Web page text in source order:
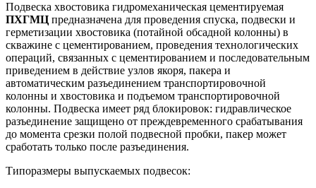
Подвеска хвостовика гидромеханическая цементируемая
ПХГМЦ предназначена для проведения спуска, подвески и
герметизации хвостовика (потайной обсадной колонны) в
скважине с цементированием, проведения технологических
операций, связанных с цементированием и последовательным
приведением в действие узлов якоря, пакера и
автоматическим разъединением транспортировочной
колонны и хвостовика и подъемом транспортировочной
колонны. Подвеска имеет ряд блокировок: гидравлическое
разъединение защищено от преждевременного срабатывания
до момента срезки полой подвесной пробки, пакер может
сработать только после разъединения.
Типоразмеры выпускаемых подвесок: